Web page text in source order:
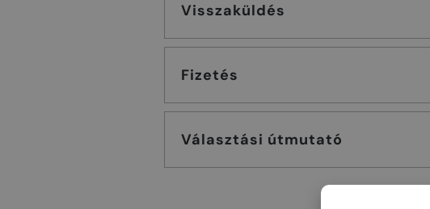
Visszaküldés
Fizetés
Választási útmutató